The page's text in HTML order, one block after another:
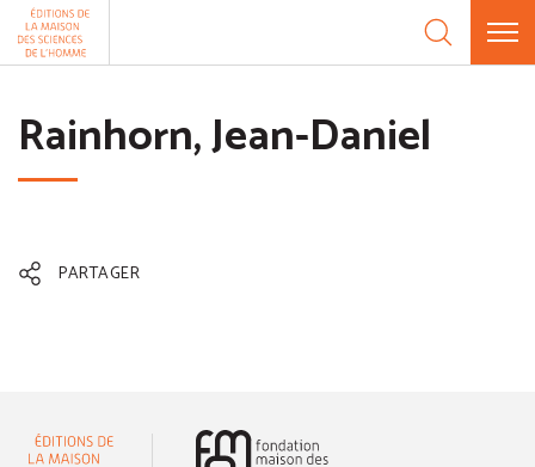
Aller au contenu
Rainhorn, Jean-Daniel
PARTAGER
Panneau de gestion des cookies